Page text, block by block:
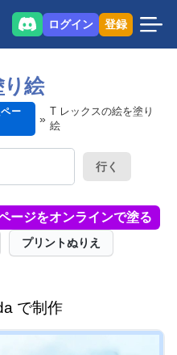
ログイン 登録
絵
ー
T レックスの絵を塗り
絵
行く
ージをオンラインで塗る
プリントぬりえ
で制作